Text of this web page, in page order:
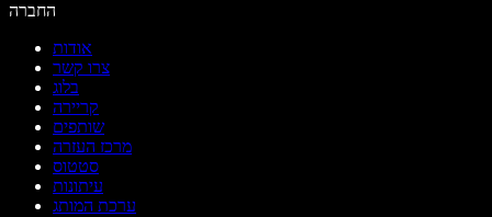
החברה
אודות
צרו קשר
בלוג
קריירה
שותפים
מרכז העזרה
סטטוס
עיתונות
ערכת המותג